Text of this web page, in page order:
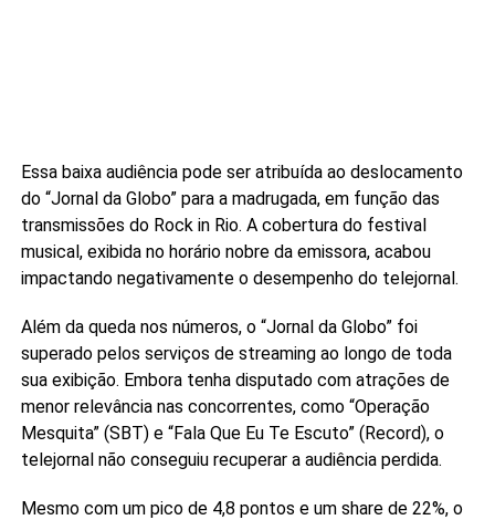
Essa baixa audiência pode ser atribuída ao deslocamento
do “Jornal da Globo” para a madrugada, em função das
transmissões do Rock in Rio. A cobertura do festival
musical, exibida no horário nobre da emissora, acabou
impactando negativamente o desempenho do telejornal.
Além da queda nos números, o “Jornal da Globo” foi
superado pelos serviços de streaming ao longo de toda
sua exibição. Embora tenha disputado com atrações de
menor relevância nas concorrentes, como “Operação
Mesquita” (SBT) e “Fala Que Eu Te Escuto” (Record), o
telejornal não conseguiu recuperar a audiência perdida.
Mesmo com um pico de 4,8 pontos e um share de 22%, o